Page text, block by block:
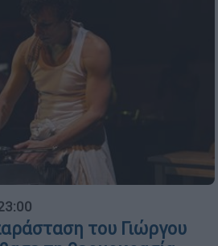
του Γιώργου